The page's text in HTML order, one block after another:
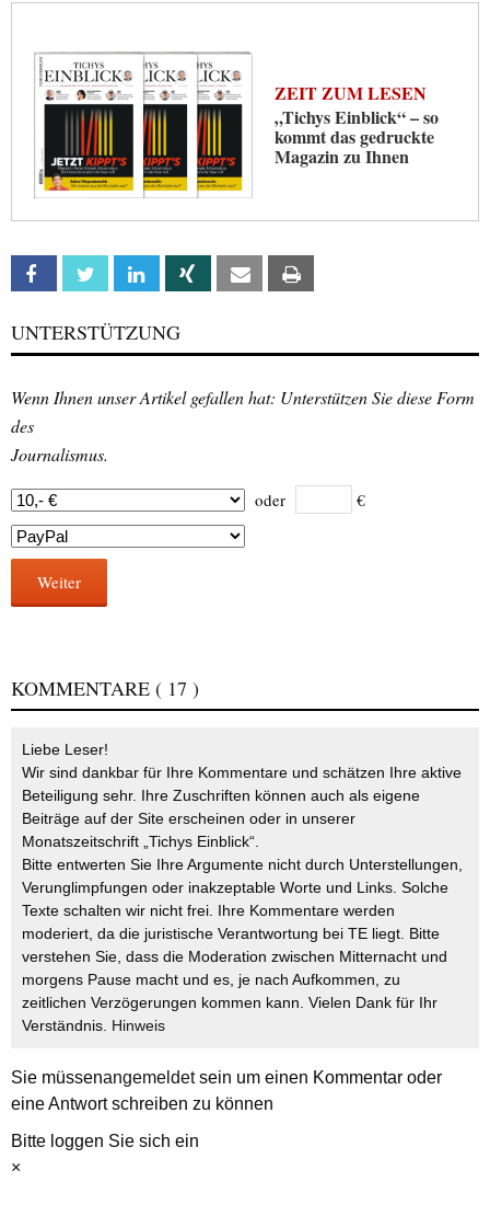
ZEIT ZUM LESEN
„Tichys Einblick“ – so
kommt das gedruckte
Magazin zu Ihnen
Facebook Twitter Linkedin Xing Email
UNTERSTÜTZUNG
Wenn Ihnen unser Artikel gefallen hat: Unterstützen Sie diese Form
des
Journalismus.
oder €
Weiter
KOMMENTARE ( 17 )
Liebe Leser!
Wir sind dankbar für Ihre Kommentare und schätzen Ihre aktive
Beteiligung sehr. Ihre Zuschriften können auch als eigene
Beiträge auf der Site erscheinen oder in unserer
Monatszeitschrift „Tichys Einblick“.
Bitte entwerten Sie Ihre Argumente nicht durch Unterstellungen,
Verunglimpfungen oder inakzeptable Worte und Links. Solche
Texte schalten wir nicht frei. Ihre Kommentare werden
moderiert, da die juristische Verantwortung bei TE liegt. Bitte
verstehen Sie, dass die Moderation zwischen Mitternacht und
morgens Pause macht und es, je nach Aufkommen, zu
zeitlichen Verzögerungen kommen kann. Vielen Dank für Ihr
Verständnis. Hinweis
Sie müssenangemeldetsein um einen Kommentar oder
eine Antwort schreiben zu können
Bitte loggen Sie sich ein
×